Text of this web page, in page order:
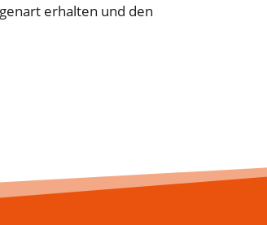
erhalten und den